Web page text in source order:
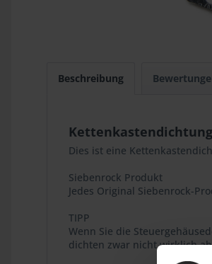
Beschreibung
Kettenkastendichtung
Dies ist eine
Siebenrock Produkt
Jedes Original Siebenrock-
TIPP
Wenn Sie die
dichten zwar nicht wirklich